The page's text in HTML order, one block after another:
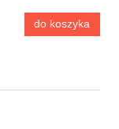
do koszyka